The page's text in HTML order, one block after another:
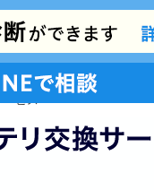
活用情報